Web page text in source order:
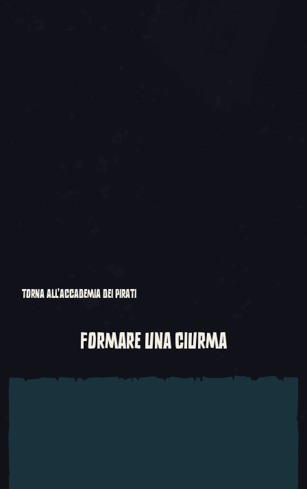
TORNA ALL'ACCADEMIA DEI PIRATI
FORMARE UNA CIURMA